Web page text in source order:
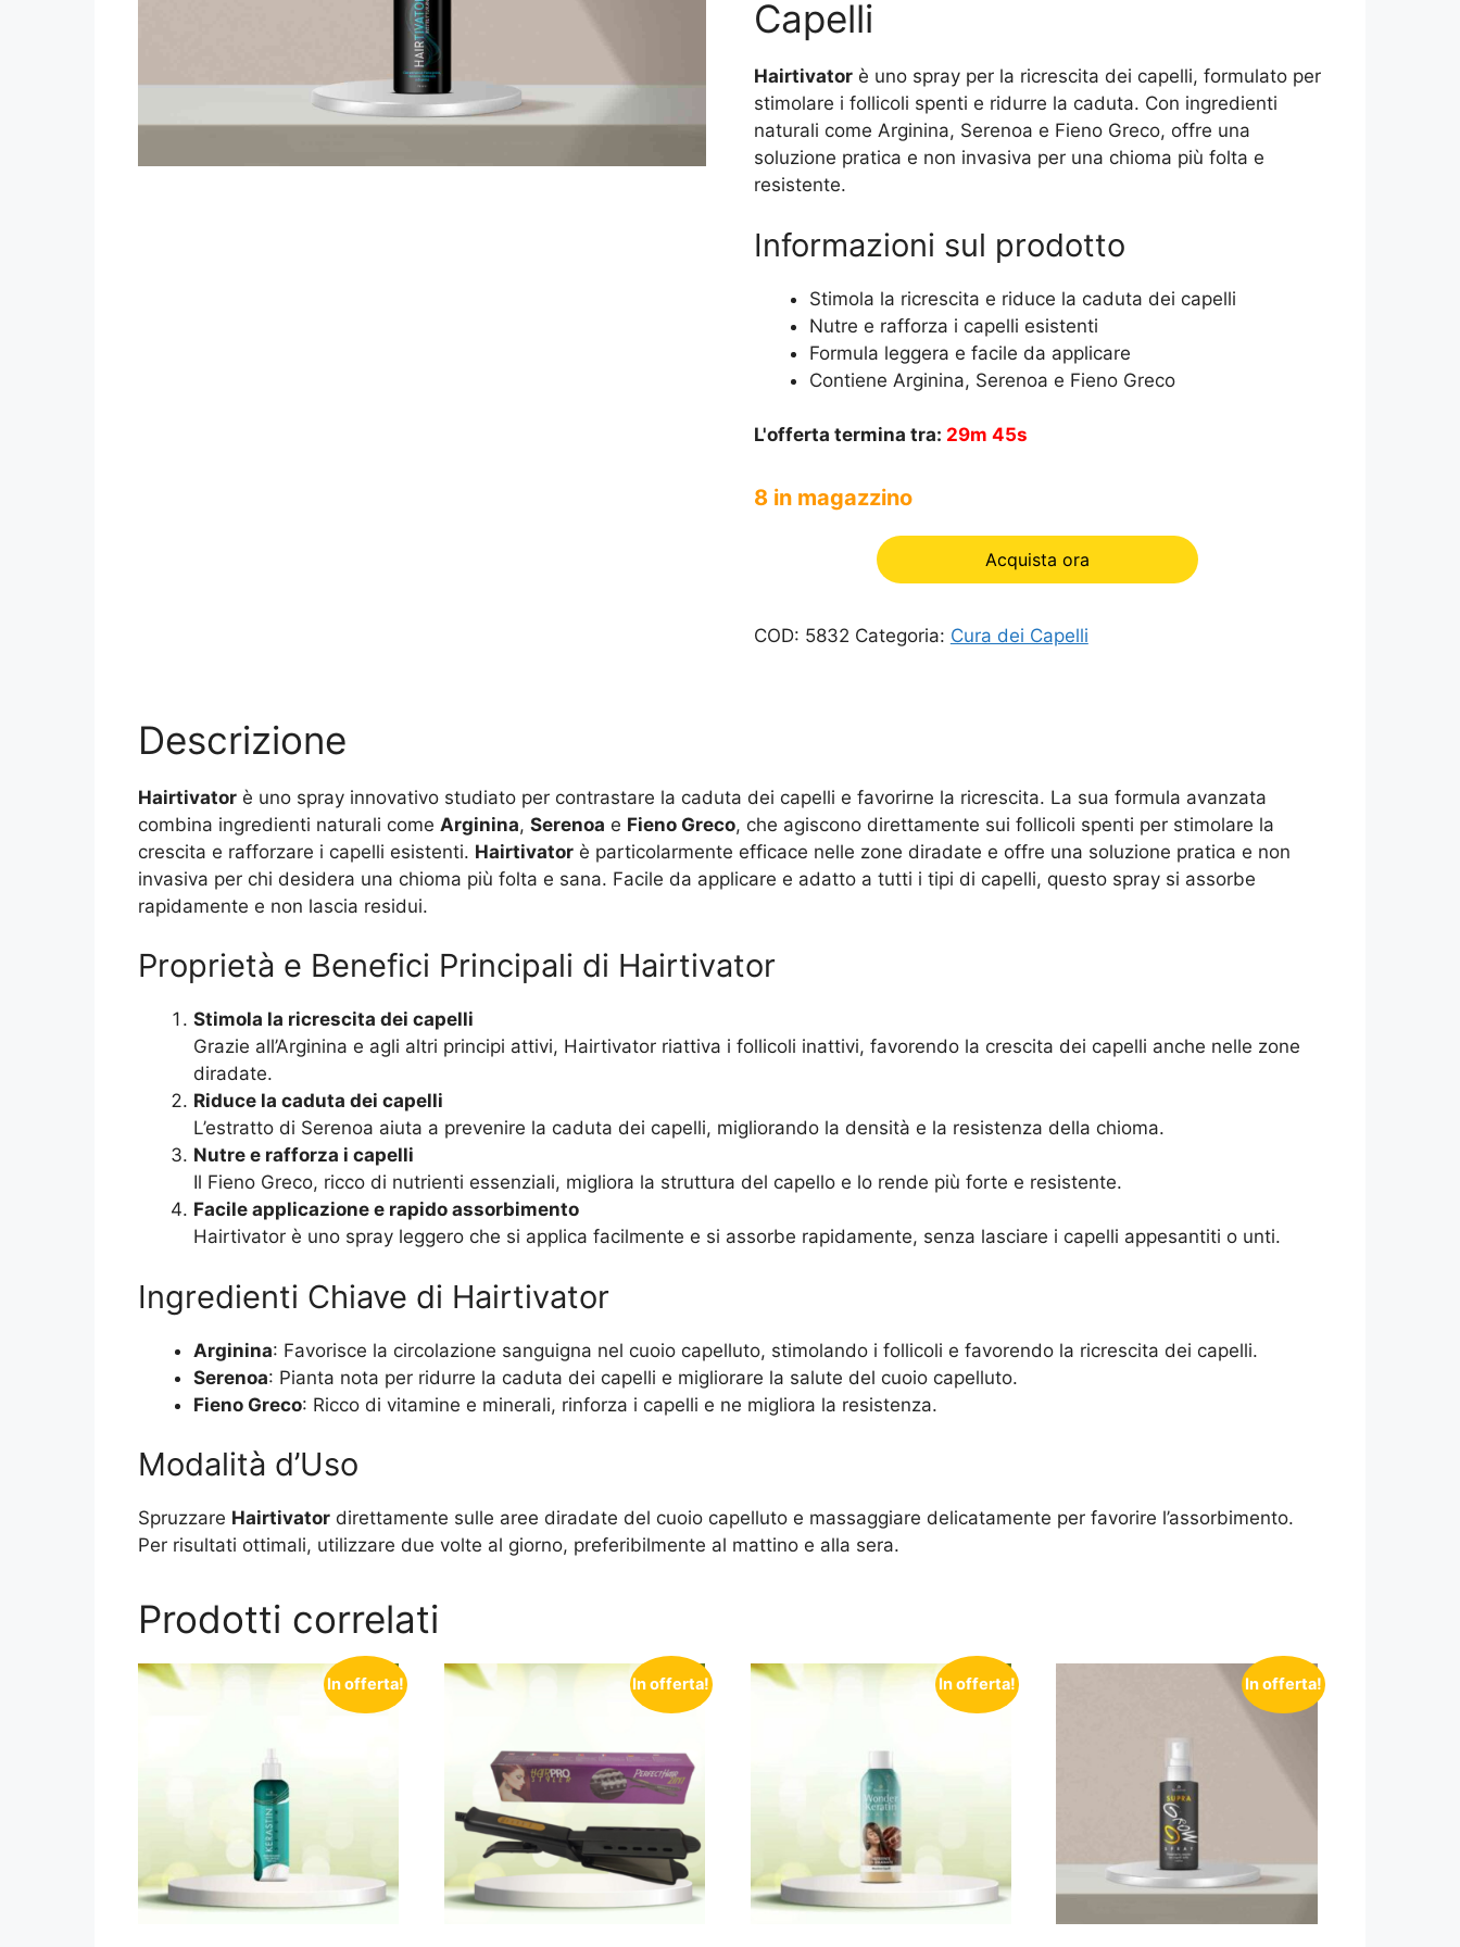
era:
Capelli
Hairtivatorè uno spray per la ricrescita dei capelli, formulato per
stimolare i follicoli spenti e ridurre la caduta. Con ingredienti
naturali come Arginina, Serenoa e Fieno Greco, offre una
soluzione pratica e non invasiva per una chioma più folta e
resistente.
Informazioni sul prodotto
Stimola la ricrescita e riduce la caduta dei capelli
Nutre e rafforza i capelli esistenti
Formula leggera e facile da applicare
Contiene Arginina, Serenoa e Fieno Greco
L'offerta termina tra: 29m 45s
8 in magazzino
Acquista ora
COD: 5832 Categoria: Cura dei Capelli
Descrizione
Hairtivator è uno spray innovativo studiato per contrastare la caduta dei capelli e favorirne la ricrescita. La sua formula avanzata
combina ingredienti naturali come Arginina, Serenoa e Fieno Greco, che agiscono direttamente sui follicoli spenti per stimolare la
crescita e rafforzare i capelli esistenti. Hairtivator è particolarmente efficace nelle zone diradate e offre una soluzione pratica e non
invasiva per chi desidera una chioma più folta e sana. Facile da applicare e adatto a tutti i tipi di capelli, questo spray si assorbe
rapidamente e non lascia residui.
Proprietà e Benefici Principali di Hairtivator
Stimola la ricrescita dei capelli
Grazie all’Arginina e agli altri principi attivi, Hairtivator riattiva i follicoli inattivi, favorendo la crescita dei capelli anche nelle zone
diradate.
Riduce la caduta dei capelli
L’estratto di Serenoa aiuta a prevenire la caduta dei capelli, migliorando la densità e la resistenza della chioma.
Nutre e rafforza i capelli
Il Fieno Greco, ricco di nutrienti essenziali, migliora la struttura del capello e lo rende più forte e resistente.
Facile applicazione e rapido assorbimento
Hairtivator è uno spray leggero che si applica facilmente e si assorbe rapidamente, senza lasciare i capelli appesantiti o unti.
Ingredienti Chiave di Hairtivator
Arginina: Favorisce la circolazione sanguigna nel cuoio capelluto, stimolando i follicoli e favorendo la ricrescita dei capelli.
Serenoa: Pianta nota per ridurre la caduta dei capelli e migliorare la salute del cuoio capelluto.
Fieno Greco: Ricco di vitamine e minerali, rinforza i capelli e ne migliora la resistenza.
Modalità d’Uso
Spruzzare Hairtivator direttamente sulle aree diradate del cuoio capelluto e massaggiare delicatamente per favorire l’assorbimento.
Per risultati ottimali, utilizzare due volte al giorno, preferibilmente al mattino e alla sera.
Prodotti correlati
In offerta! In offerta! In offerta! In offerta!